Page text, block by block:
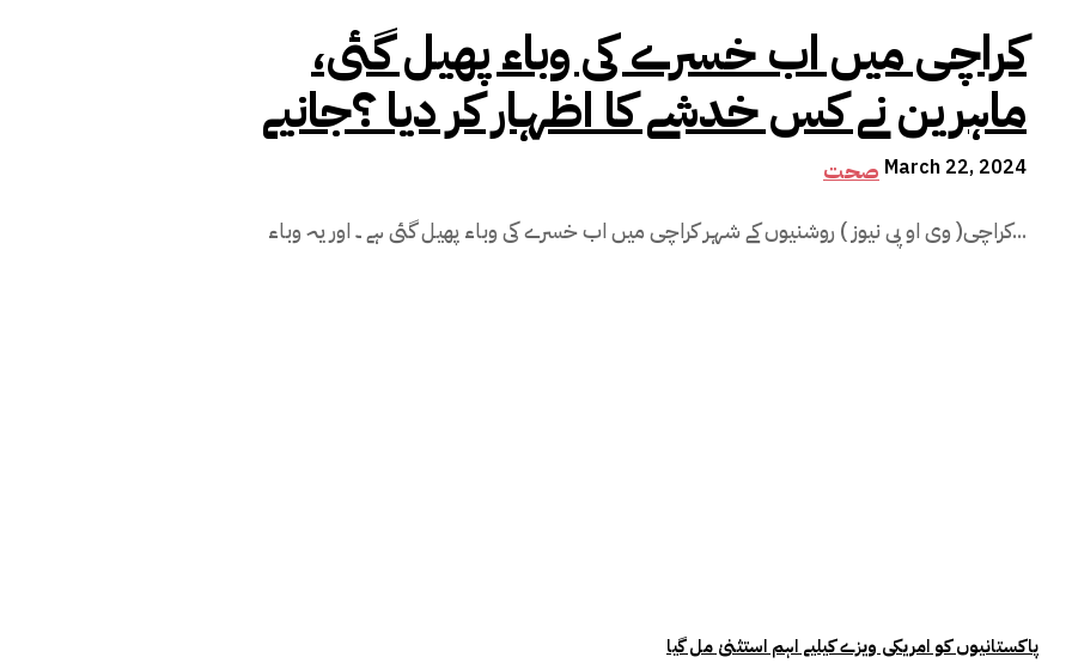
کراچی میں اب خسرے کی وباء پھیل گئی،
ماہرین نے کس خدشے کا اظہار کر دیا ؟جانیے
صحت March 22, 2024
کراچی( وی او پی نیوز ) روشنیوں کے شہر کراچی میں اب خسرے کی وباء پھیل گئی ہے ۔ اور یہ وباء...
پاکستانیوں کو امریکی ویزے کیلیے اہم استثنیٰ مل گیا